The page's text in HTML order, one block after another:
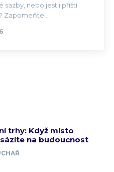
sazby, nebo jestli příští
Zapomeňte...
trhy: Když místo
na budoucnost